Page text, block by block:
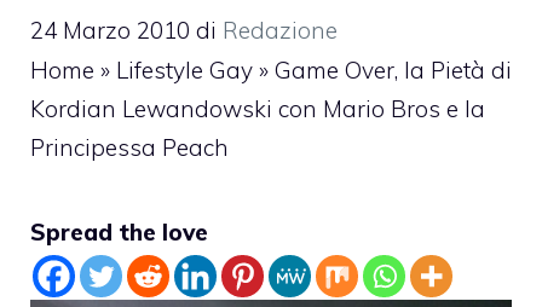
24 Marzo 2010 di Redazione
Home » Lifestyle Gay » Game Over, la Pietà di
Kordian Lewandowski con Mario Bros e la
Principessa Peach
Spread the love